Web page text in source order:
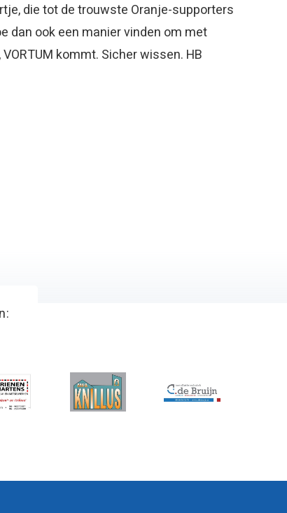
die tot de trouwste Oranje-supporters
dan ook een manier vinden om met
kommt. Sicher wissen. HB